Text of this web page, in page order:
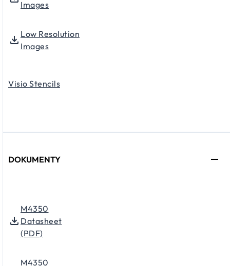
Images
Low Resolution
Images
Visio Stencils
DOKUMENTY
M4350
Datasheet
(PDF)
M4350